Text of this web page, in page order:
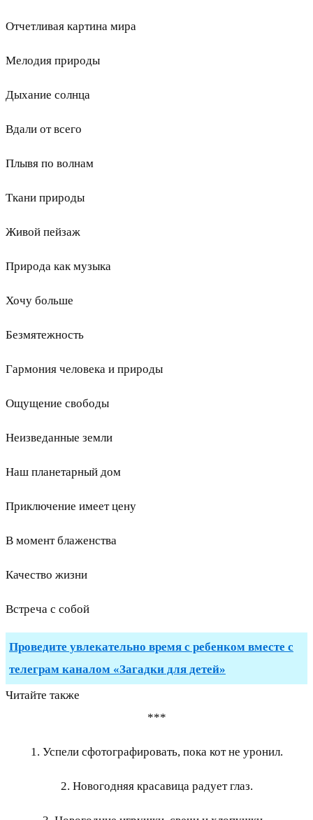
Отчетливая картина мира
Мелодия природы
Дыхание солнца
Вдали от всего
Плывя по волнам
Ткани природы
Живой пейзаж
Природа как музыка
Хочу больше
Безмятежность
Гармония человека и природы
Ощущение свободы
Неизведанные земли
Наш планетарный дом
Приключение имеет цену
В момент блаженства
Качество жизни
Встреча с собой
Проведите увлекательно время с ребенком вместе с
телеграм каналом «Загадки для детей»
Читайте также
***
1. Успели сфотографировать, пока кот не уронил.
2. Новогодняя красавица радует глаз.